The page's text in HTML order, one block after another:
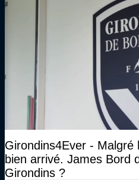
Girondins4Ever -
bien arrivé. James Bord
Girondins ?